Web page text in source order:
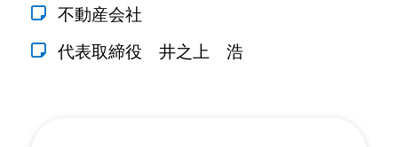
不動産会社
代表取締役 井之上 浩